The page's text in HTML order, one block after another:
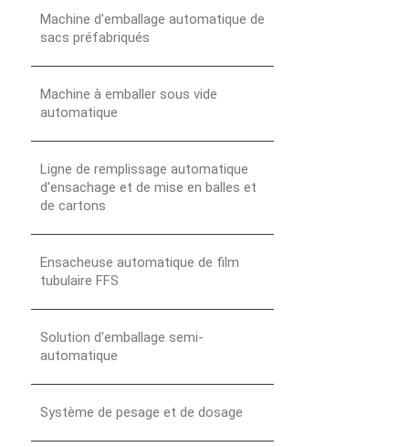
Machine d'emballage automatique de
sacs préfabriqués
Machine à emballer sous vide
automatique
Ligne de remplissage automatique
d'ensachage et de mise en balles et
de cartons
Ensacheuse automatique de film
tubulaire FFS
Solution d'emballage semi-
automatique
Système de pesage et de dosage